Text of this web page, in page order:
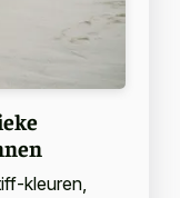
kleuren,